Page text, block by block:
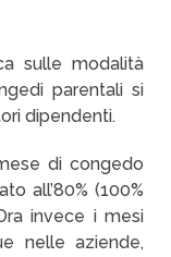
sulle modalità
parentali si
dipendenti.
di congedo
all’80% (100%
invece i mesi
nelle aziende,